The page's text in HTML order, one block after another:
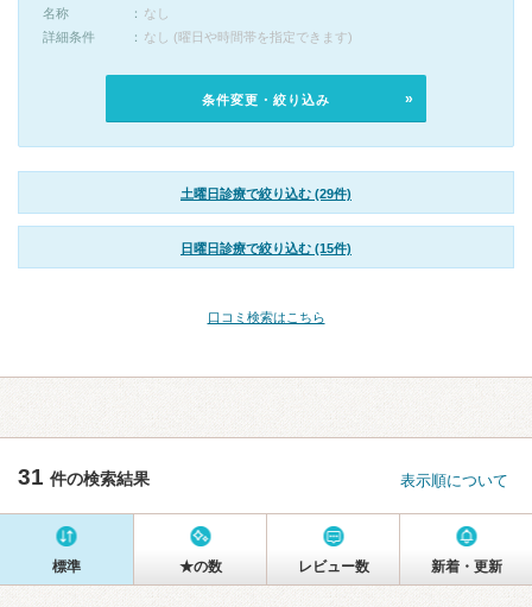
名称
なし
詳細条件
なし (曜日や時間帯を指定できます)
条件変更・絞り込み
土曜日診療で絞り込む (29件)
日曜日診療で絞り込む (15件)
口コミ検索はこちら
31 件の検索結果 表示順について
標準 ★の数 レビュー数 新着・更新